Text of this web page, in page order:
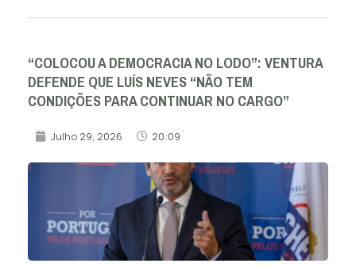
“COLOCOU A DEMOCRACIA NO LODO”: VENTURA
DEFENDE QUE LUÍS NEVES “NÃO TEM
CONDIÇÕES PARA CONTINUAR NO CARGO”
Julho 29, 2026 20:09